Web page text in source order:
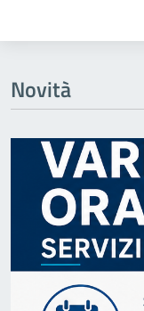
Novità